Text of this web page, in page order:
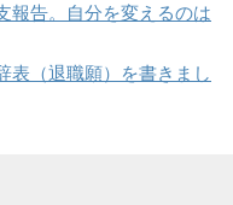
報告。自分を変えるのは
表（退職願）を書きまし